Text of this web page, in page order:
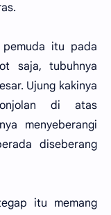
itu pada
saja, tubuhnya
Ujung kakinya
di atas
menyeberangi
diseberang
itu memang